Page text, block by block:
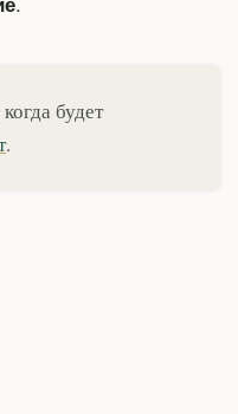
будет
.